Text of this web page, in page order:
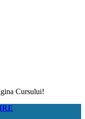
Cursului!